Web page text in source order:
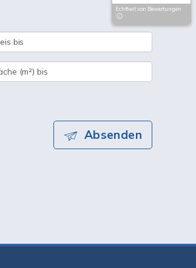
Absenden
Echtheit von Bewertungen